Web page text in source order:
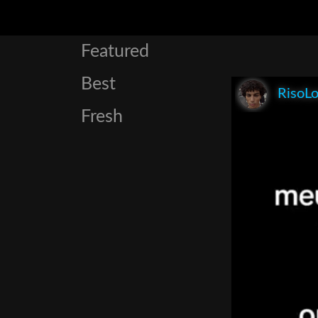
Featured
Best
Fresh